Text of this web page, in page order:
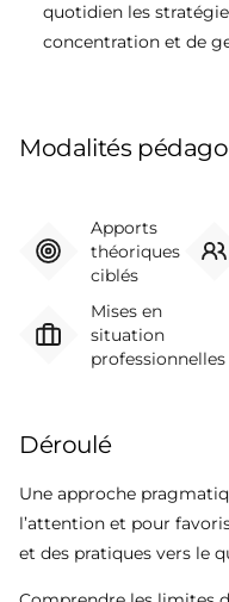
quotidien les
concentration et de
Modalités
Apports
théoriques
ciblés
Mises en
situation
professionnelles
Déroulé
Une approche
l’attention et pour
et des pratiques vers le